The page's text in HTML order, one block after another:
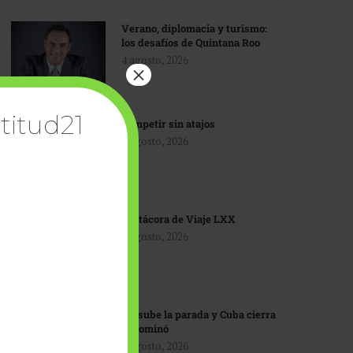
Verano, diplomacia y turismo:
los desafíos de Quintana Roo
4 agosto, 2026
Competir sin atajos
4 agosto, 2026
Bitácora de Viaje LXX
3 agosto, 2026
EU sube la parada y Cuba cierra
el dominó
3 agosto, 2026
×